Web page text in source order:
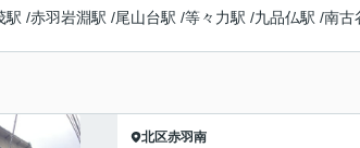
駅 /赤羽岩淵駅 /尾山台駅 /等々力駅 /九品仏駅 /南古
北区赤羽南